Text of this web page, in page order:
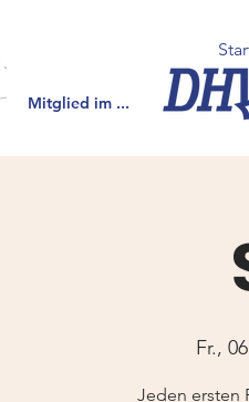
Mitglied im ...
Fr.,
Jeden ersten